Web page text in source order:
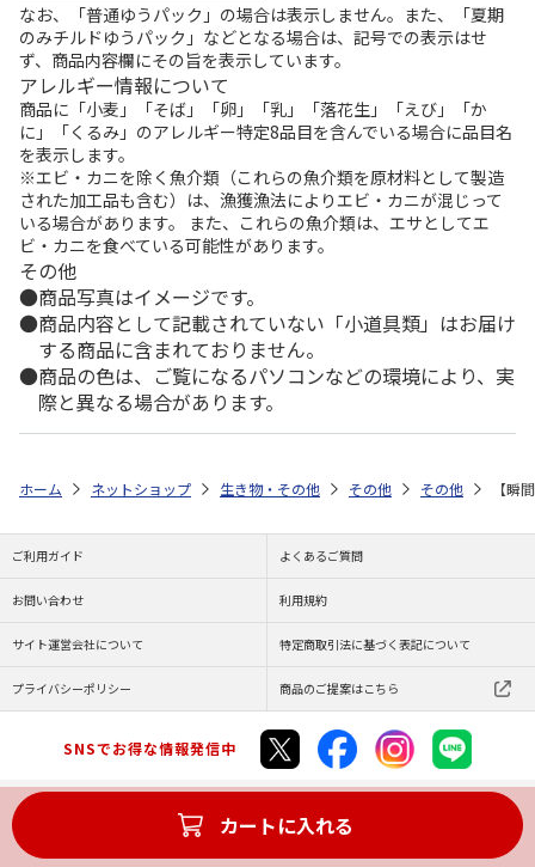
なお、「普通ゆうパック」の場合は表示しません。また、「夏期
のみチルドゆうパック」などとなる場合は、記号での表示はせ
ず、商品内容欄にその旨を表示しています。
アレルギー情報について
商品に「小麦」「そば」「卵」「乳」「落花生」「えび」「か
に」「くるみ」のアレルギー特定8品目を含んでいる場合に品目名
を表示します。
※エビ・カニを除く魚介類（これらの魚介類を原材料として製造
された加工品も含む）は、漁獲漁法によりエビ・カニが混じって
いる場合があります。 また、これらの魚介類は、エサとしてエ
ビ・カニを食べている可能性があります。
その他
商品写真はイメージです。
商品内容として記載されていない「小道具類」はお届け
する商品に含まれておりません。
商品の色は、ご覧になるパソコンなどの環境により、実
際と異なる場合があります。
カートに入れる
ホーム ネットショップ 生き物・その他 その他 その他 【瞬
ご利用ガイド よくあるご質問
お問い合わせ 利用規約
サイト運営会社について 特定商取引法に基づく表記について
プライバシーポリシー 商品のご提案はこちら
SNSでお得な情報発信中